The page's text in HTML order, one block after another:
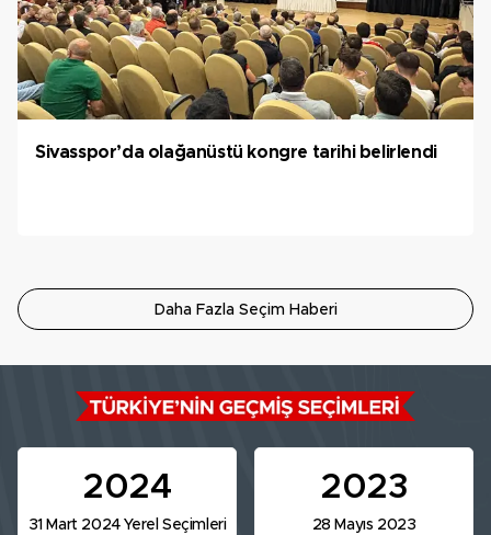
Sivasspor’da olağanüstü kongre tarihi belirlendi
Daha Fazla Seçim Haberi
2024
31 Mart 2024 Yerel Seçimleri
2023
28 Mayıs 2023